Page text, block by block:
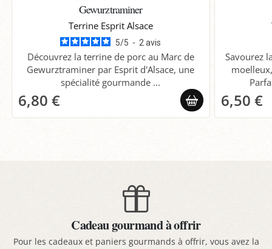
Gewurztraminer
Terrine Esprit Alsace
5/5 - 2avis
Découvrez la terrine de porc au Marc de
Gewurztraminer par Esprit d'Alsace, une
spécialité gourmande ...
6,80 €
Savourez
6,50 €
Cadeau gourmand à offrir
Pour les cadeaux et paniers gourmands à offrir, vous avez la